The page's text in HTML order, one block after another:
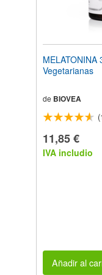
MELATONINA
Vegetarianas
de BIOVEA
11,85 €
IVA includio
Añadir al